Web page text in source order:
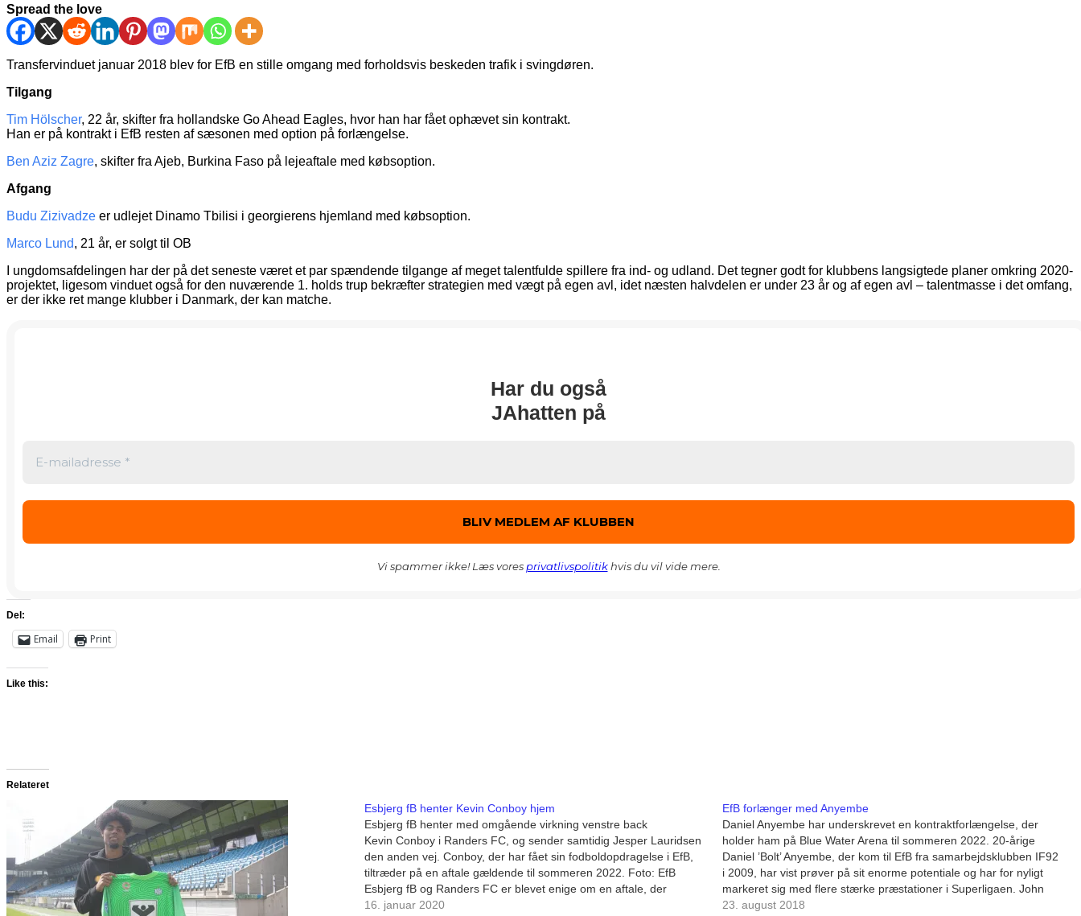
Spread the love
Transfervinduet januar 2018 blev for EfB en stille omgang med forholdsvis beskeden trafik i svingdøren.
Tilgang
Tim Hölscher, 22 år, skifter fra hollandske Go Ahead Eagles, hvor han har fået ophævet sin kontrakt.
Han er på kontrakt i EfB resten af sæsonen med option på forlængelse.
Ben Aziz Zagre, skifter fra Ajeb, Burkina Faso på lejeaftale med købsoption.
Afgang
Budu Zizivadze er udlejet Dinamo Tbilisi i georgierens hjemland med købsoption.
Marco Lund, 21 år, er solgt til OB
I ungdomsafdelingen har der på det seneste været et par spændende tilgange af meget talentfulde spillere fra ind- og udland. Det tegner godt for klubbens langsigtede planer omkring 2020-
projektet, ligesom vinduet også for den nuværende 1. holds trup bekræfter strategien med vægt på egen avl, idet næsten halvdelen er under 23 år og af egen avl – talentmasse i det omfang,
er der ikke ret mange klubber i Danmark, der kan matche.
Har du også
JAhatten på
Vi spammer ikke! Læs voresprivatlivspolitikhvis du vil vide mere.
Del:
Email Print
Like this:
Relateret
Esbjerg fB henter Kevin Conboy hjem
Esbjerg fB henter med omgående virkning venstre back
Kevin Conboy i Randers FC, og sender samtidig Jesper Lauridsen
den anden vej. Conboy, der har fået sin fodboldopdragelse i EfB,
tiltræder på en aftale gældende til sommeren 2022. Foto: EfB
Esbjerg fB og Randers FC er blevet enige om en aftale, der
involverer de to venstre backs Kevin Conboy og Jesper Lauridsen.
16. januar 2020
EfB forlænger med Anyembe
Daniel Anyembe har underskrevet en kontraktforlængelse, der
holder ham på Blue Water Arena til sommeren 2022. 20-årige
Daniel ’Bolt’ Anyembe, der kom til EfB fra samarbejdsklubben IF92
i 2009, har vist prøver på sit enorme potentiale og har for nyligt
markeret sig med flere stærke præstationer i Superligaen. John
Lammers…
23. august 2018